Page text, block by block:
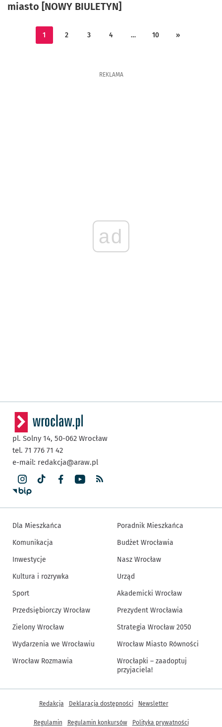
miasto [NOWY BIULETYN]
1 2 3 4 … 10 »
REKLAMA
ad
pl. Solny 14, 50-062 Wrocław
tel. 71 776 71 42
e-mail: redakcja@araw.pl
Dla Mieszkańca
Komunikacja
Inwestycje
Kultura i rozrywka
Sport
Przedsiębiorczy Wrocław
Zielony Wrocław
Wydarzenia we Wrocławiu
Wrocław Rozmawia
Poradnik Mieszkańca
Budżet Wrocławia
Nasz Wrocław
Urząd
Akademicki Wrocław
Prezydent Wrocławia
Strategia Wrocław 2050
Wrocław Miasto Równości
Wrocłapki – zaadoptuj
przyjaciela!
Inne informacje
Redakcja Deklaracja dostępności Newsletter
Regulamin Regulamin konkursów Polityka prywatności